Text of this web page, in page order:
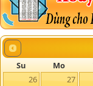
Su Mo
26
27